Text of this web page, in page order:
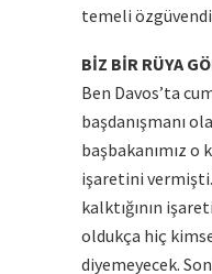
temeli
BİZ BİR RÜYA
Ben Davos’ta
başdanışmanı
başbakanımız
işaretini
kalktığının
oldukça hiç
diyemeyecek.